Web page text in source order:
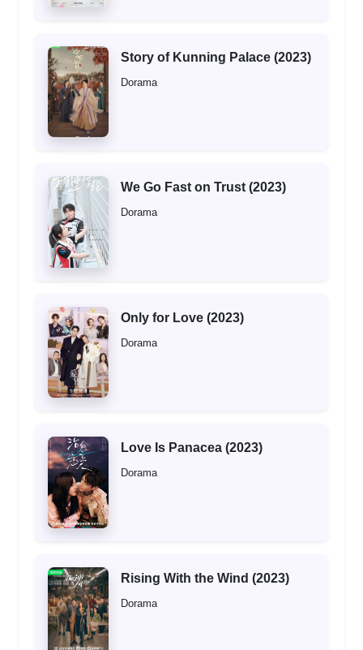
Story of Kunning Palace (2023)
Dorama
We Go Fast on Trust (2023)
Dorama
Only for Love (2023)
Dorama
Love Is Panacea (2023)
Dorama
Rising With the Wind (2023)
Dorama